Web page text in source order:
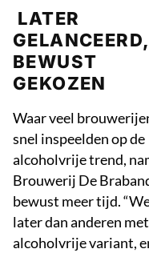
LATER
GELANCEERD,
BEWUST
GEKOZEN
Waar veel
snel inspeelden op de
alcoholvrije trend,
Brouwerij De
bewust meer tijd.
later dan anderen
alcoholvrije variant,